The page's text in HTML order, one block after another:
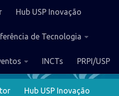
Hub USP Inovação
de Tecnologia
INCTs PRPI/USP
Hub USP Inovação